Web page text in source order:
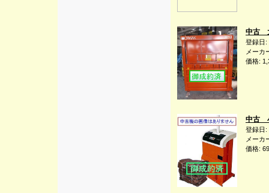
中古
登録日:
メーカ
価格:
中古
登録日:
メーカ
価格: